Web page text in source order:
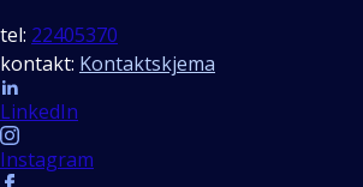
tel: 22405370
kontakt: Kontaktskjema
Follow us
LinkedIn
Instagram